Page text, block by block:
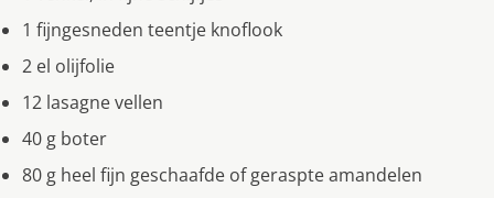
1 fijngesneden teentje knoflook
2 el olijfolie
12 lasagne vellen
40 g boter
80 g heel fijn geschaafde of geraspte amandelen